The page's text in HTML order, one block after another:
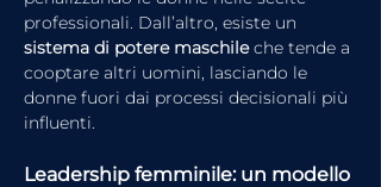
professionali. Dall’altro, esiste un
sistema di potere maschile che tende a
cooptare altri uomini, lasciando le
donne fuori dai processi decisionali più
influenti.
Leadership femminile: un modello